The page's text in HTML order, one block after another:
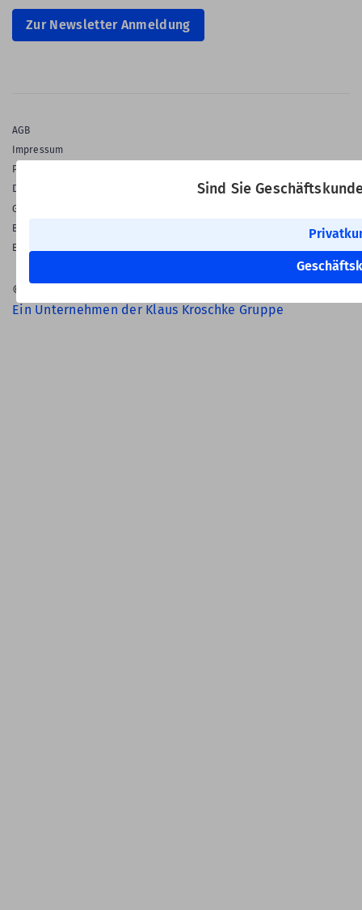
Sind Sie
Zur Newsletter Anmeldung
AGB
Impressum
Privatsphäre & Datenschutz
Datenschutz-Einstellungen
Gewährleistung
Barrierefreiheitserklärung
English Language
© 2026 Labelident GmbH
Ein Unternehmen der Klaus Kroschke Gruppe